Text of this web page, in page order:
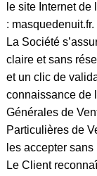
le site Internet de
: masquedenuit.fr.
La Société
claire et sans
et un clic de
connaissance de
Générales de
Particulières de
les accepter
Le Client